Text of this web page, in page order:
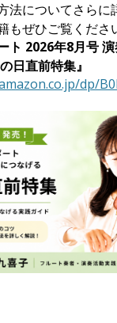
法についてさらに
もぜひご覧くださ
ト 2026年8月号
日直前特集』
dp/